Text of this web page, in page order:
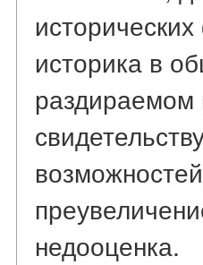
историка в
раздираемом
недооценка.